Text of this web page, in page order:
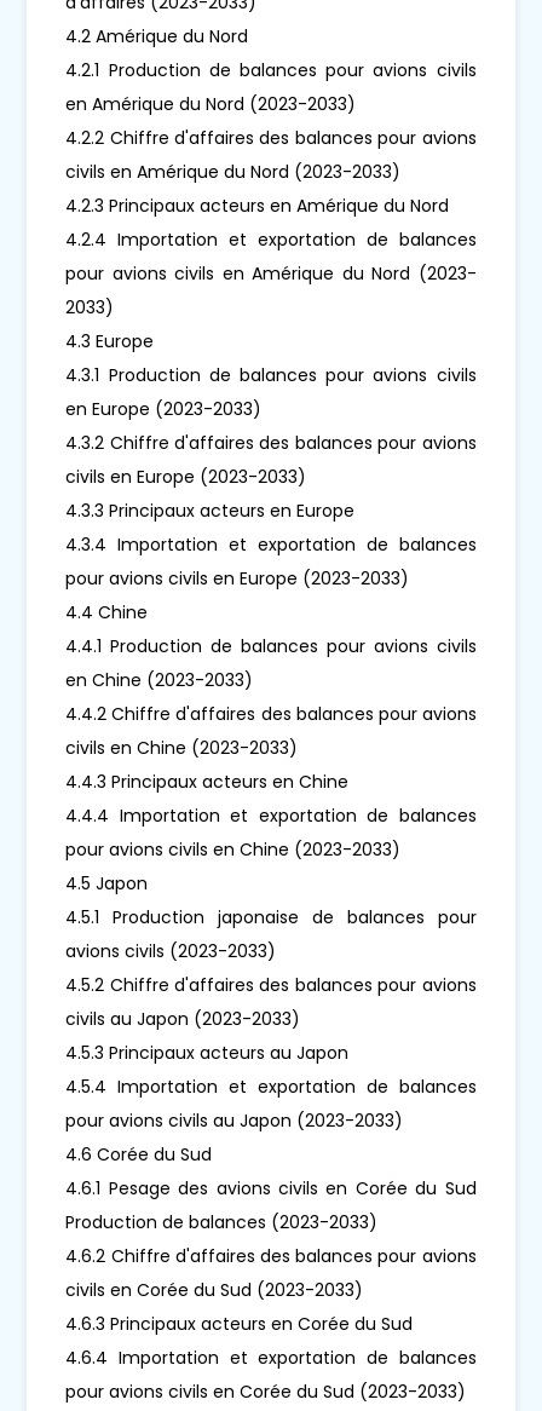
4.2 Amérique du Nord
4.2.1 Production de balances pour avions civils
en Amérique du Nord (2023-2033)
4.2.2 Chiffre d'affaires des balances pour avions
civils en Amérique du Nord (2023-2033)
4.2.3 Principaux acteurs en Amérique du Nord
4.2.4 Importation et exportation de balances
pour avions civils en Amérique du Nord (2023-
2033)
4.3 Europe
4.3.1 Production de balances pour avions civils
en Europe (2023-2033)
4.3.2 Chiffre d'affaires des balances pour avions
civils en Europe (2023-2033)
4.3.3 Principaux acteurs en Europe
4.3.4 Importation et exportation de balances
pour avions civils en Europe (2023-2033)
4.4 Chine
4.4.1 Production de balances pour avions civils
en Chine (2023-2033)
4.4.2 Chiffre d'affaires des balances pour avions
civils en Chine (2023-2033)
4.4.3 Principaux acteurs en Chine
4.4.4 Importation et exportation de balances
pour avions civils en Chine (2023-2033)
4.5 Japon
4.5.1 Production japonaise de balances pour
avions civils (2023-2033)
4.5.2 Chiffre d'affaires des balances pour avions
civils au Japon (2023-2033)
4.5.3 Principaux acteurs au Japon
4.5.4 Importation et exportation de balances
pour avions civils au Japon (2023-2033)
4.6 Corée du Sud
4.6.1 Pesage des avions civils en Corée du Sud
Production de balances (2023-2033)
4.6.2 Chiffre d'affaires des balances pour avions
civils en Corée du Sud (2023-2033)
4.6.3 Principaux acteurs en Corée du Sud
4.6.4 Importation et exportation de balances
pour avions civils en Corée du Sud (2023-2033)